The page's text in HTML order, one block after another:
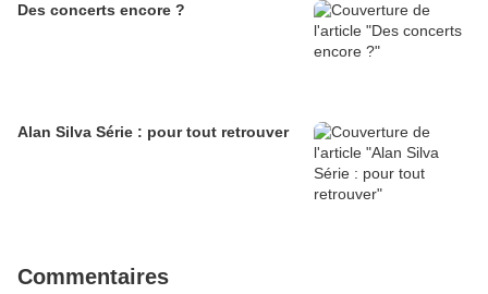
Des concerts encore ?
Alan Silva Série : pour tout retrouver
Commentaires